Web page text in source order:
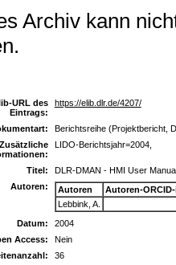
Archiv kann
URL des
Eintrags:
https://elib.dlr.de/4207/
Berichtsreihe (Projektbericht,
Zusätzliche
LIDO-Berichtsjahr=2004,
Titel:
DLR-DMAN - HMI User
Autoren:
Autoren
Autoren-
Lebbink, A.
Datum:
2004
Access:
Nein
36